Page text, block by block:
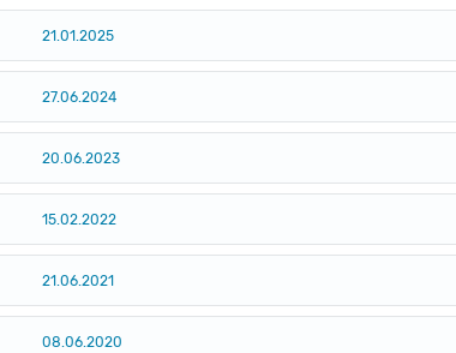
21.01.2025
27.06.2024
20.06.2023
15.02.2022
21.06.2021
08.06.2020